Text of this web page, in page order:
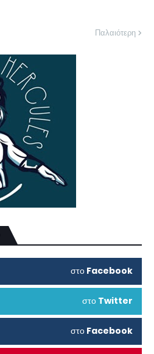
Παλαιότερη
στο Facebook
στο Twitter
στο Facebook